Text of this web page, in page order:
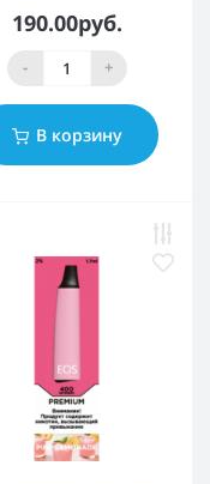
190.00руб.
- +
В корзину